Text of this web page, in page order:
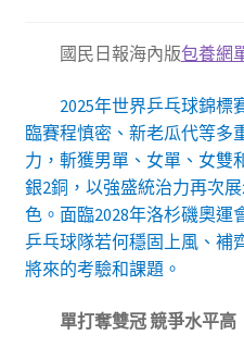
國民日報海內版包養網
2025年世界乒乓球錦標
臨賽程慎密、新老瓜代等多
力，斬獲男單、女單、女雙
銀2銅，以強盛統治力再次
色。面臨2028年洛杉磯奧運
乒乓球隊若何穩固上風、補
將來的考驗和課題。
單打奪雙冠 競爭水平高